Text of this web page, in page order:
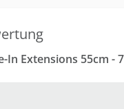
In Extensions 55cm -